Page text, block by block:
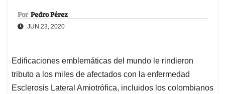
Por Pedro Pérez
JUN 23, 2020
Edificaciones emblemáticas del mundo le rindieron
tributo a los miles de afectados con la enfermedad
Esclerosis Lateral Amiotrófica, incluidos los colombianos